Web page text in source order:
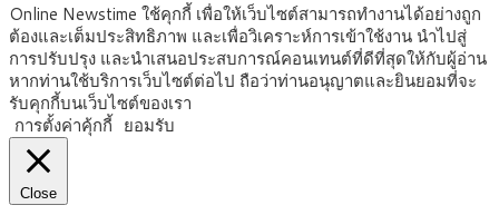
Online Newstime ใช้คุกกี้ เพื่อให้เว็บไซต์สามารถทำงานได้อย่างถูก
ต้องและเต็มประสิทธิภาพ และเพื่อวิเคราะห์การเข้าใช้งาน นำไปสู่
การปรับปรุง และนำเสนอประสบการณ์คอนเทนต์ที่ดีที่สุดให้กับผู้อ่าน
หากท่านใช้บริการเว็บไซต์ต่อไป ถือว่าท่านอนุญาตและยินยอมที่จะ
รับคุกกี้บนเว็บไซต์ของเรา
การตั้งค่าคุ้กกี้ ยอมรับ
Close